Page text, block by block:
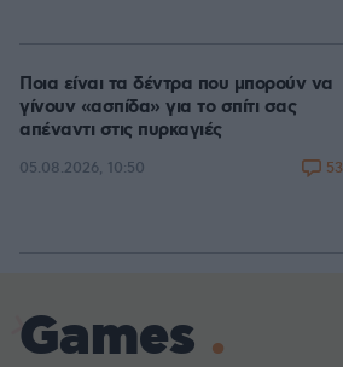
Ποια είναι τα δέντρα που μπορούν να
γίνουν «ασπίδα» για το σπίτι σας
απέναντι στις πυρκαγιές
05.08.2026, 10:50 53
Games